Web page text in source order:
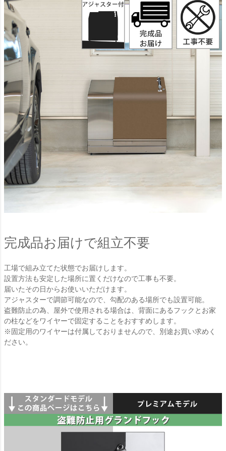
完成品お届けで組立不要
工場で組み立てた状態でお届けします。
設置方法も安定した場所に置くだけなので工事も不要。
届いたその日からお使いいただけます。
アジャスターで調節可能なので、勾配のある場所でも設置可能。
盗難防止の為、屋外で使用される場合は、背面にあるフックとお家
の柱などをワイヤーで固定することをおすすめします。
※固定用のワイヤーは付属しておりませんので、別途お買い求めく
ださい。